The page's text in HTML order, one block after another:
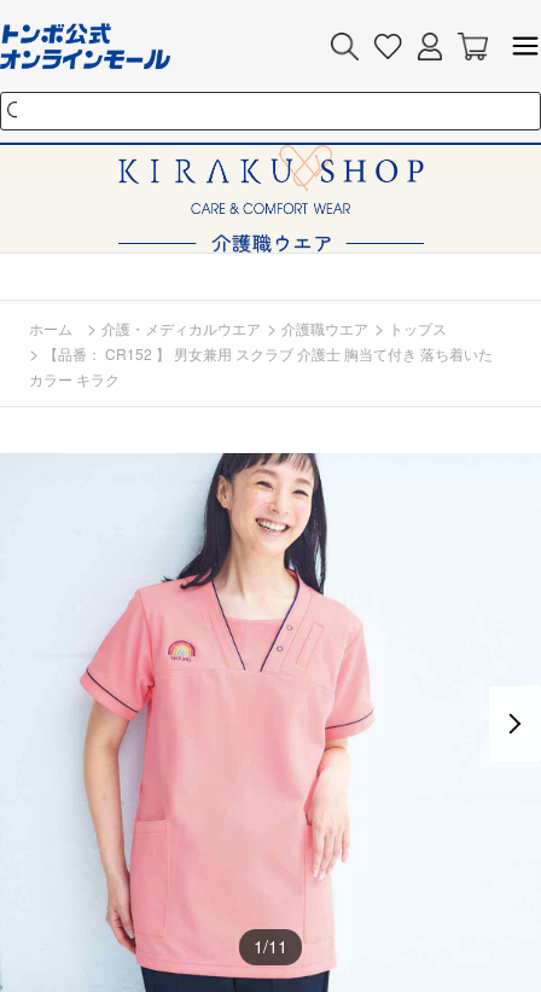
ホーム > 介護・メディカルウエア > 介護職ウエア > トップス
>
【品番： CR152 】 男女兼用 スクラブ 介護士 胸当て付き 落ち着いた
カラー キラク
1/11